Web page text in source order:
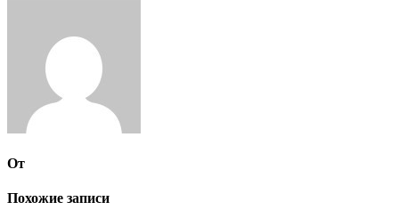
От
Похожие записи